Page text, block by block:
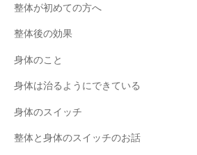
整体が初めての方へ
整体後の効果
身体のこと
身体は治るようにできている
身体のスイッチ
整体と身体のスイッチのお話